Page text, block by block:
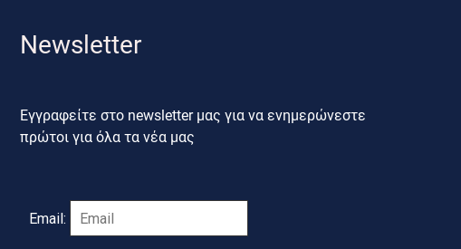
Newsletter
Εγγραφείτε στο newsletter μας για να ενημερώνεστε
πρώτοι για όλα τα νέα μας
Email: